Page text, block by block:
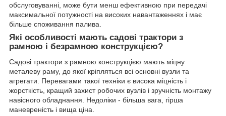
обслуговуванні, може бути менш ефективною при передачі
максимальної потужності на високих навантаженнях і має
більше споживання палива.
Які особливості мають садові трактори з
рамною і безрамною конструкцією?
Садові трактори з рамною конструкцією мають міцну
металеву раму, до якої кріпляться всі основні вузли та
агрегати. Перевагами такої техніки є висока міцність і
жорсткість, кращий захист робочих вузлів і зручність монтажу
навісного обладнання. Недоліки - більша вага, гірша
маневреність і вища ціна.